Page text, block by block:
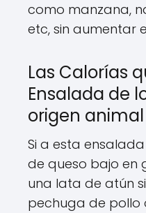
como manzana,
etc, sin aumentar
Las Calorías
Ensalada de
origen animal
Si a esta
de queso bajo en
una lata de atún
pechuga de pollo